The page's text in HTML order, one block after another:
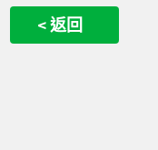
< 返回